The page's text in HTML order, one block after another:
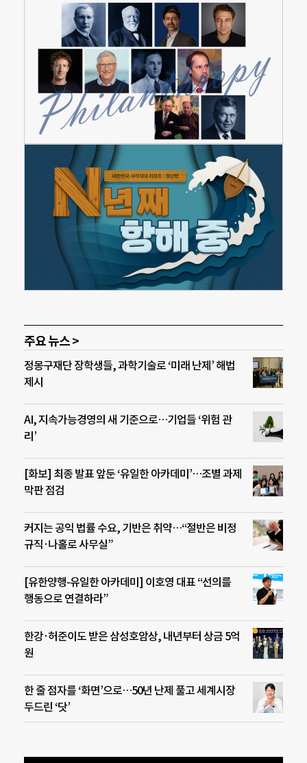
주요 뉴스 >
정몽구재단 장학생들, 과학기술로 ‘미래 난제’ 해법
제시
AI, 지속가능경영의 새 기준으로…기업들 ‘위험 관
리’
[화보] 최종 발표 앞둔 ‘유일한 아카데미’…조별 과제
막판 점검
커지는 공익 법률 수요, 기반은 취약…“절반은 비정
규직·나홀로 사무실”
[유한양행-유일한 아카데미] 이호영 대표 “선의를
행동으로 연결하라”
한강·허준이도 받은 삼성호암상, 내년부터 상금 5억
원
한 줄 점자를 ‘화면’으로…50년 난제 풀고 세계시장
두드린 ‘닷’